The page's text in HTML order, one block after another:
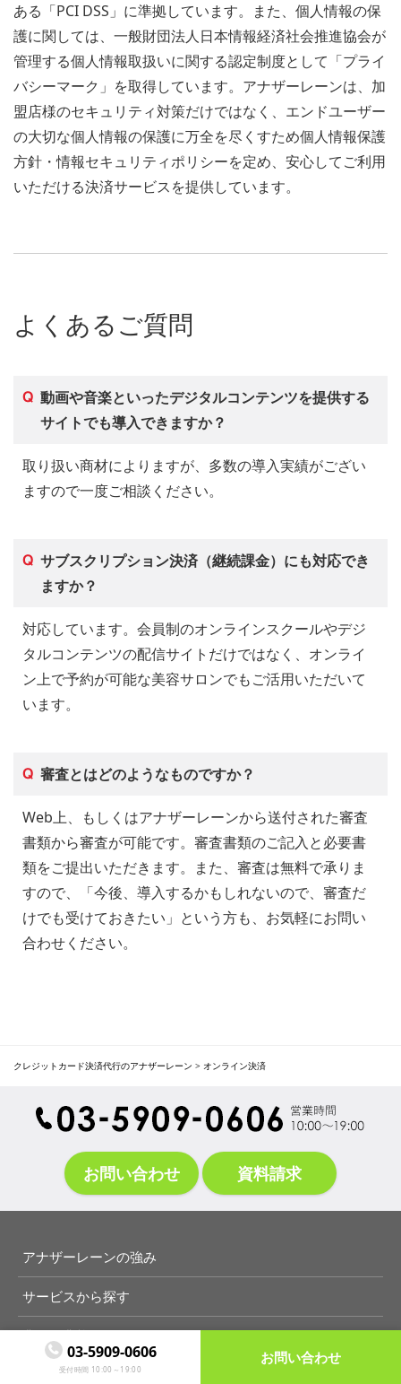
 03-5909-0606
受付時間 10:00～19:00
お問い合わせ
ある「PCI DSS」に準拠しています。また、個人情報の保
護に関しては、一般財団法人日本情報経済社会推進協会が
管理する個人情報取扱いに関する認定制度として「プライ
バシーマーク」を取得しています。アナザーレーンは、加
盟店様のセキュリティ対策だけではなく、エンドユーザー
の大切な個人情報の保護に万全を尽くすため個人情報保護
方針・情報セキュリティポリシーを定め、安心してご利用
いただける決済サービスを提供しています。
よくあるご質問
動画や音楽といったデジタルコンテンツを提供する
サイトでも導入できますか？
取り扱い商材によりますが、多数の導入実績がござい
ますので一度ご相談ください。
サブスクリプション決済（継続課金）にも対応でき
ますか？
対応しています。会員制のオンラインスクールやデジ
タルコンテンツの配信サイトだけではなく、オンライ
ン上で予約が可能な美容サロンでもご活用いただいて
います。
審査とはどのようなものですか？
Web上、もしくはアナザーレーンから送付された審査
書類から審査が可能です。審査書類のご記入と必要書
類をご提出いただきます。また、審査は無料で承りま
すので、「今後、導入するかもしれないので、審査だ
けでも受けておきたい」という方も、お気軽にお問い
合わせください。
クレジットカード決済代行のアナザーレーン > オンライン決済
お問い合わせ 資料請求
アナザーレーンの強み
サービスから探す
業種・業態から探す
お悩み・目的から探す